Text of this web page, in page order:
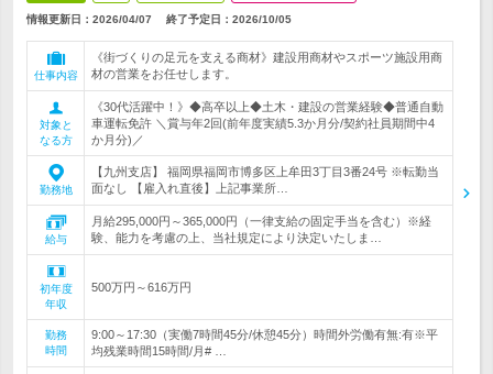
情報更新日：2026/04/07 終了予定日： 2026/10/05
仕事内容
《街づくりの足元を支える商材》建設用商材やスポーツ施設用商
材の営業をお任せします。
対象と
なる方
《30代活躍中！》◆高卒以上◆土木・建設の営業経験◆普通自動
車運転免許 ＼賞与年2回(前年度実績5.3か月分/契約社員期間中4
か月分)／
勤務地
【九州支店】 福岡県福岡市博多区上牟田3丁目3番24号 ※転勤当
面なし 【雇入れ直後】上記事業所…
給与
月給295,000円～365,000円（一律支給の固定手当を含む）※経
験、能力を考慮の上、当社規定により決定いたしま…
初年度
年収
500万円～616万円
勤務
時間
9:00～17:30（実働7時間45分/休憩45分）時間外労働有無:有※平
均残業時間15時間/月# …